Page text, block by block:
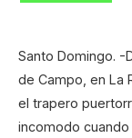
Santo Domingo. -
de Campo, en La
el trapero
incomodo